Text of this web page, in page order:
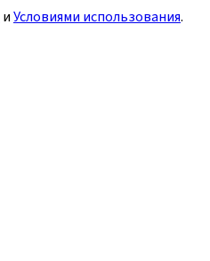
иУсловиями использования.